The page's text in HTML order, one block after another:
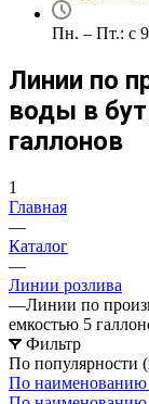
Пн. – Пт.: с
Линии по
воды в
галлонов
1
Главная
—
Каталог
—
Линии розлива
—Линии по
емкостью 5
Фильтр
По популярности
По